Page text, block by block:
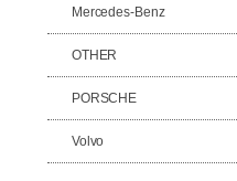
Mercedes-Benz
OTHER
PORSCHE
Volvo